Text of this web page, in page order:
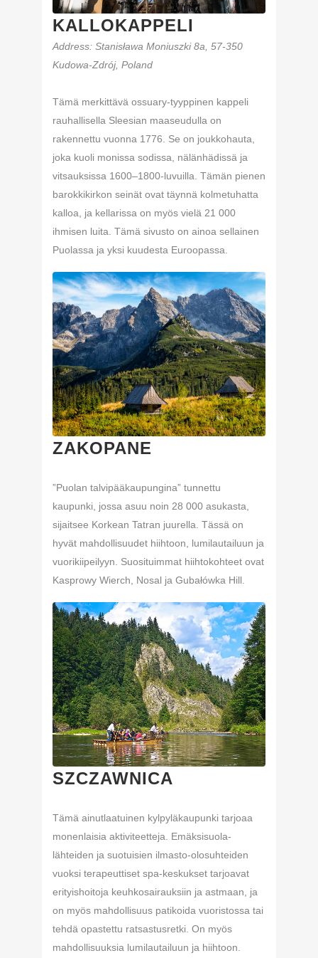
KALLOKAPPELI
Address: Stanisława Moniuszki 8a, 57-350
Kudowa-Zdrój, Poland
Tämä merkittävä ossuary-tyyppinen kappeli
rauhallisella Sleesian maaseudulla on
rakennettu vuonna 1776. Se on joukkohauta,
joka kuoli monissa sodissa, nälänhädissä ja
vitsauksissa 1600–1800-luvuilla. Tämän pienen
barokkikirkon seinät ovat täynnä kolmetuhatta
kalloa, ja kellarissa on myös vielä 21 000
ihmisen luita. Tämä sivusto on ainoa sellainen
Puolassa ja yksi kuudesta Euroopassa.
ZAKOPANE
”Puolan talvipääkaupungina” tunnettu
kaupunki, jossa asuu noin 28 000 asukasta,
sijaitsee Korkean Tatran juurella. Tässä on
hyvät mahdollisuudet hiihtoon, lumilautailuun ja
vuorikiipeilyyn. Suosituimmat hiihtokohteet ovat
Kasprowy Wierch, Nosal ja Gubałówka Hill.
SZCZAWNICA
Tämä ainutlaatuinen kylpyläkaupunki tarjoaa
monenlaisia aktiviteetteja. Emäksisuola-
lähteiden ja suotuisien ilmasto-olosuhteiden
vuoksi terapeuttiset spa-keskukset tarjoavat
erityishoitoja keuhkosairauksiin ja astmaan, ja
on myös mahdollisuus patikoida vuoristossa tai
tehdä opastettu ratsastusretki. On myös
mahdollisuuksia lumilautailuun ja hiihtoon.